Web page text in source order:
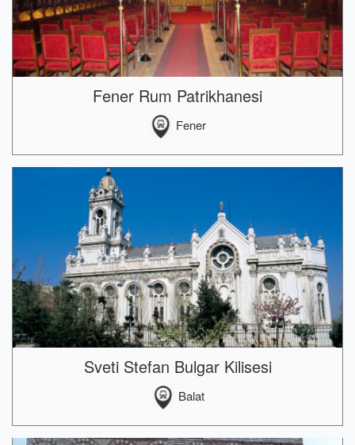
Fener Rum Patrikhanesi
Fener
Sveti Stefan Bulgar Kilisesi
Balat